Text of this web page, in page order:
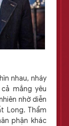
nhau, nháy
mắng yêu
nhờ diễn
Long. Thẩm
phận khác